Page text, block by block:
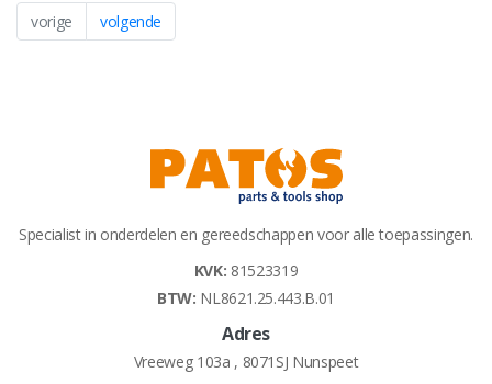
vorige volgende
Specialist in onderdelen en gereedschappen voor alle toepassingen.
KVK: 81523319
BTW: NL8621.25.443.B.01
Adres
Vreeweg 103a , 8071SJ Nunspeet